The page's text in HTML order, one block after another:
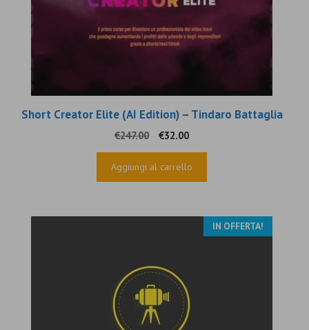
Short Creator Elite (AI Edition) – Tindaro Battaglia
€247.00
Il
prezzo
originale
€32.00Il
prezzo
attuale
Aggiungi al carrello
IN OFFERTA!